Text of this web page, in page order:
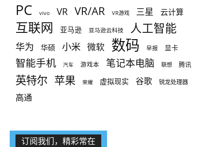
PC vivo VR VR/AR VR游戏 三星 云计算
互联网 亚马逊 亚马逊云科技 人工智能
华为 华硕 小米 微软 数码 早报 显卡
智能手机 汽车 游戏本 笔记本电脑 联想 腾讯
英特尔 苹果 荣耀 虚拟现实 谷歌 锐龙处理器
高通
订阅我们，精彩常在